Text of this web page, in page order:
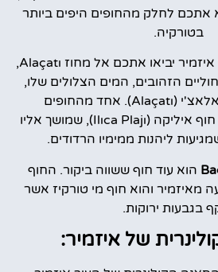
אתכם לחלק מהחופים היפים ביותר
בטורקיה.
50 דקות נסיעה ממרכז איזמיר יביאו אתכם אל מחוז Alaçatı,
הזהובים, המים הצלולים שלו,
והעיירה הקסומה אלאצ'י (Alaçatı). אחד מהחופים
המושלמים באזור הוא חוף איליקה (Ilıca Plajı), שמושך אליו
ליהנות ממימיו הרדודים.
הוא עוד חוף ששווה ביקור. החוף
מאיזמיר והוא חוף מי טורקיז אשר
בגבעות ירוקות.
של איזמיר: